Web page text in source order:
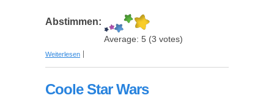
Abstimmen:
Average: 5 (3 votes)
Weiterlesen über "Pictures" - Originelles Brettspiel für die
Coole Star Wars